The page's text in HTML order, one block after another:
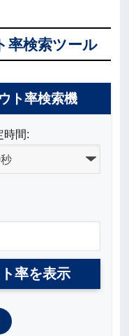
率検索ツール
ト率検索機
時間:
率を表示